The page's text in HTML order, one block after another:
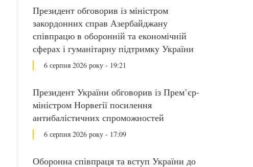
Президент обговорив із міністром
закордонних справ Азербайджану
співпрацю в оборонній та економічній
сферах і гуманітарну підтримку України
6 серпня 2026 року - 19:21
Президент України обговорив із Прем’єр-
міністром Норвегії посилення
антибалістичних спроможностей
6 серпня 2026 року - 17:09
Оборонна співпраця та вступ України до